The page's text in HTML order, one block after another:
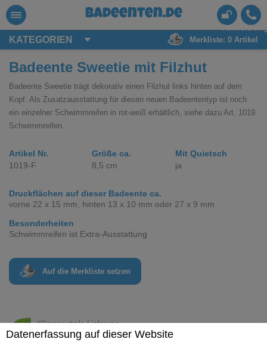
badeenten.de
KATEGORIEN Merkliste: 0 Artikel
Badeente Sweetie mit Filzhut
Badeente Sweetie trägt dekorativ einen Filzhut links hinten auf dem
Kopf. Als Zusatzausstattung für diesen neuen Badeententyp ist noch
ein einzelner Schwimmreifen in rot-weiß erhältlich, siehe dazu Art. 1019
Schwimmreifen.
Artikel Nr.
1019-F
Größe ca.
8,5 cm
Mit Quietsch
ja
Druckflächen auf dieser Badeente ca.
vorne 22 x 15 mm, hinten 13 x 10 mm oder 27 x 9 mm
Besonderheiten
Schwimmreifen ist Extra-Ausstattung
Auf die Merkliste setzen
Klimaneutrale Lieferung
Weitere Informationen
Datenerfassung auf dieser Website